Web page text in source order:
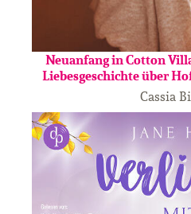
Neuanfang in Cotton
Liebesgeschichte über
Cassia